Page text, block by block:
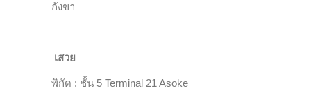
กังขา
เสวย
พิกัด : ชั้น 5 Terminal 21 Asoke